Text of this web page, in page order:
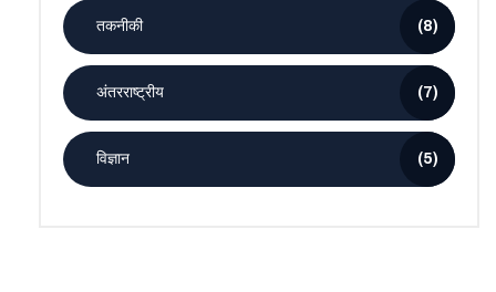
तकनीकी (8)
अंतरराष्ट्रीय (7)
विज्ञान (5)